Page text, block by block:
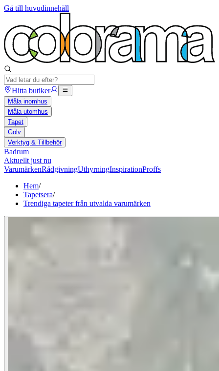
Gå till huvudinnehåll
Hitta butiker
Måla inomhus
Måla utomhus
Tapet
Golv
Verktyg & Tillbehör
Badrum
Aktuellt just nu
VarumärkenRådgivningUthyrningInspirationProffs
Hem/
Tapetsera/
Trendiga tapeter från utvalda varumärken